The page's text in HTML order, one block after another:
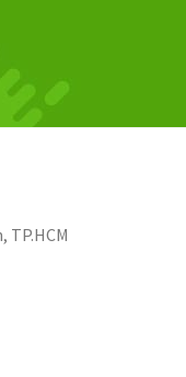
TP.HCM